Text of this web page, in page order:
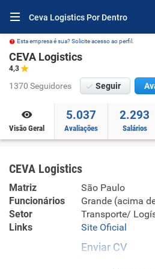
Ceva Logistics Por Dentro
Esta empresa é sua? Solicite acesso ao perfil.
CEVA Logistics
4,3
1370 Seguidores Seguir
Visão Geral
5.037
Avaliações
2.293
Salários
CEVA Logistics
Matriz
São Paulo
Funcionários
Grande (acima
Setor
Transporte/
Links
Site Oficial
Enviar CV